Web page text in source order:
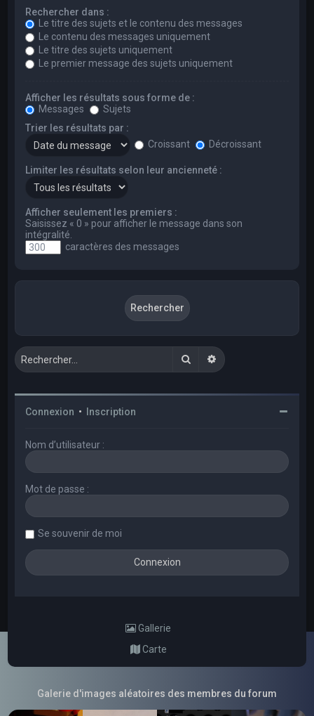
Rechercher dans :
Le titre des sujets et le contenu des messages
Le contenu des messages uniquement
Le titre des sujets uniquement
Le premier message des sujets uniquement
Afficher les résultats sous forme de :
Messages
Sujets
Trier les résultats par :
Croissant
Décroissant
Limiter les résultats selon leur ancienneté :
Afficher seulement les premiers :
Saisissez « 0 » pour afficher le message dans son
intégralité.
caractères des messages
RechercherRecherche avancée
Connexion • Inscription
Nom d’utilisateur :
Mot de passe :
Se souvenir de moi
Gallerie
Carte
Galerie d'images aléatoires des membres du forum